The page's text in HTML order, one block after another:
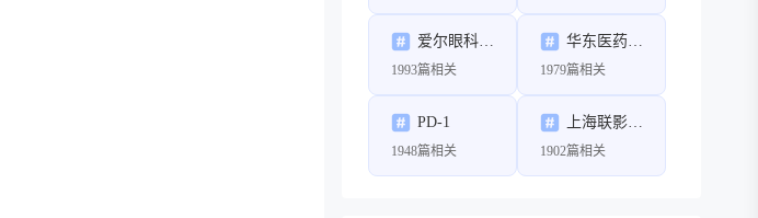
爱尔眼科医院集团股份有限公司
1993篇相关
华东医药股份有限公司
1979篇相关
PD-1
1948篇相关
上海联影医疗科技股份有限公司
1902篇相关